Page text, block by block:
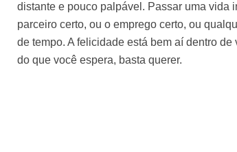
distante e pouco palpável. Passar uma vida
parceiro certo, ou o emprego certo, ou
de tempo. A felicidade está bem aí dentro
do que você espera, basta querer.